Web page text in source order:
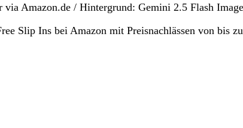
Amazon.de / Hintergrund: Gemini 2.5 Flash
Slip Ins bei Amazon mit Preisnachlässen von bis